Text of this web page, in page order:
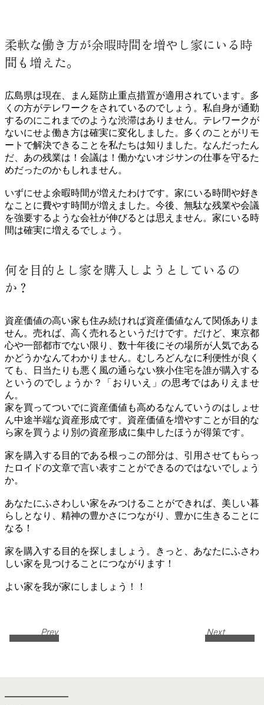
柔軟な働き方が余暇時間を増やし家にいる時
間も増えた。
広島県は現在、まん延防止重点措置が適用されています。多
くの方がテレワークをされているのでしょう。私自身が通勤
するのにこれまでのような渋滞はありません。テレワークが
ないにせよ働き方は確実に変化しました。多くのことがリモ
ートで解決できることを私たちは知りました。なんだったん
だ、あの残業は！会議は！働かないオジサンの仕事を守るた
めだったのかもしれません。
いずにせよ余暇時間が増えたわけです。家にいる時間や好き
なことに費やす時間が増えました。今後、無駄な残業や会議
を強要するような会社が伸びるとは思えません。家にいる時
間は確実に増えるでしょう。
何を目的とし家を購入しようとしているの
か？
資産価値の高い家も住み続ければ資産価値なんて関係ありま
せん。売れば、高く売れるというだけです。だけど、東京都
心や一部都市でない限り、数十年後にその場所が人気である
かどうかなんてわかりません。むしろどんなに利便性が良く
ても、日当たりも悪く風の通らない狭小住宅を誰が購入する
というのでしょうか？「おりいえ」の思考ではありえませ
ん。
家を買ってついでに資産価値も高めるなんていうのはしょせ
ん中途半端な資産形成です。 資産価値を増やすことが目的な
ら家を買うより別の資産形成に集中したほうが得策です。
家を購入する目的である根っこの部分は、引用させてもらっ
たロイドの文章で言い表すことができるのではないでしょう
か。
あなたにふさわしい家をみつけることができれば、美しい暮
らしとなり、精神の豊かさにつながり、豊かに生きることに
なる！
家を購入する目的を探しましょう。きっと、あなたにふさわ
しい家を見つけることにつながります！
よい家を我が家にしましょう！！
Prev Next